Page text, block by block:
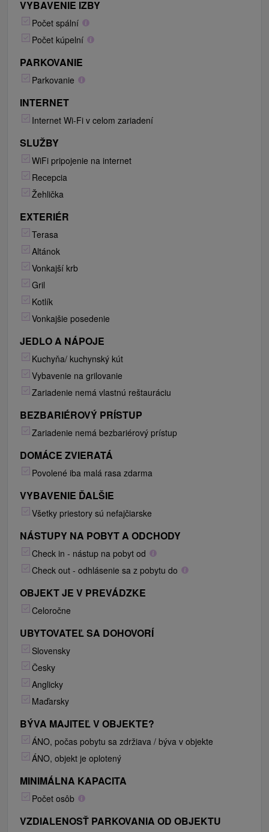
VYBAVENIE IZBY
Počet spální
Počet kúpelní
PARKOVANIE
Parkovanie
INTERNET
Internet Wi-Fi v celom zariadení
SLUŽBY
WiFi pripojenie na internet
Recepcia
Žehlička
EXTERIÉR
Terasa
Altánok
Vonkajší krb
Gril
Kotlík
Vonkajšie posedenie
JEDLO A NÁPOJE
Kuchyňa/ kuchynský kút
Vybavenie na grilovanie
Zariadenie nemá vlastnú reštauráciu
BEZBARIÉROVÝ PRÍSTUP
Zariadenie nemá bezbariérový prístup
DOMÁCE ZVIERATÁ
Povolené iba malá rasa zdarma
VYBAVENIE ĎALŠIE
Všetky priestory sú nefajčiarske
NÁSTUPY NA POBYT A ODCHODY
Check in - nástup na pobyt od
Check out - odhlásenie sa z pobytu do
OBJEKT JE V PREVÁDZKE
Celoročne
UBYTOVATEĽ SA DOHOVORÍ
Slovensky
Česky
Anglicky
Maďarsky
BÝVA MAJITEĽ V OBJEKTE?
ÁNO, počas pobytu sa zdržiava / býva v objekte
ÁNO, objekt je oplotený
MINIMÁLNA KAPACITA
Počet osôb
VZDIALENOSŤ PARKOVANIA OD OBJEKTU